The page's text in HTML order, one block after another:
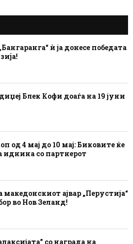
ѝ ја донесе победата
Блек Кофи доаѓа на 19 јуни
од 4 мај до 10 мај: Биковите ќе
иднина со партнерот
македонскиот ајвар „Перустија“
во Нов Зеланд!
со награда на